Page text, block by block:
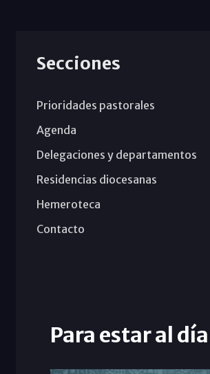
Secciones
Prioridades pastorales
Agenda
Delegaciones y departamentos
Residencias diocesanas
Hemeroteca
Contacto
Para estar al día